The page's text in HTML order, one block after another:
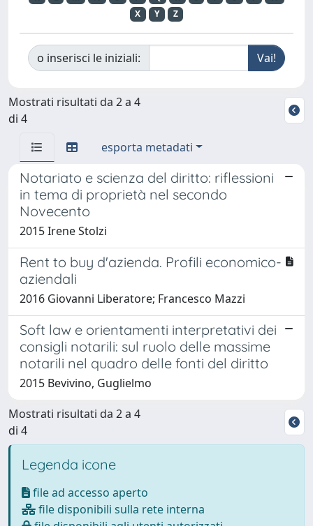
X
Y Z
o inserisci le iniziali:
Mostrati risultati da 2 a 4
di 4
esporta metadati
Notariato e scienza del diritto: riflessioni
in tema di proprietà nel secondo
Novecento
2015 Irene Stolzi
Rent to buy d'azienda. Profili economico-
aziendali
2016 Giovanni Liberatore; Francesco Mazzi
Soft law e orientamenti interpretativi dei
consigli notarili: sul ruolo delle massime
notarili nel quadro delle fonti del diritto
2015 Bevivino, Guglielmo
Mostrati risultati da 2 a 4
di 4
Legenda icone
file ad accesso aperto
file disponibili sulla rete interna